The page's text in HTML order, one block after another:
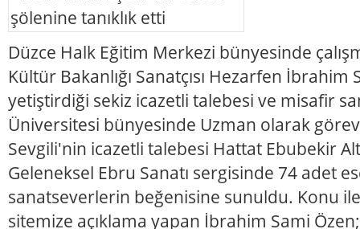
Düzce Halk Eğitim Merkezi bünyesinde
Kültür Bakanlığı Sanatçısı Hezarfen
yetiştirdiği sekiz icazetli talebesi ve misafir
Üniversitesi bünyesinde Uzman olarak
Sevgili'nin icazetli talebesi Hattat Ebubekir
Geleneksel Ebru Sanatı sergisinde 74 adet
sanatseverlerin beğenisine sunuldu. Konu
sitemize açıklama yapan İbrahim Sami